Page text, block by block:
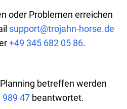
oder Problemen erreichen
support@trojahn-horse.de
+49 345 682 05 86.
betreffen werden
989 47 beantwortet.